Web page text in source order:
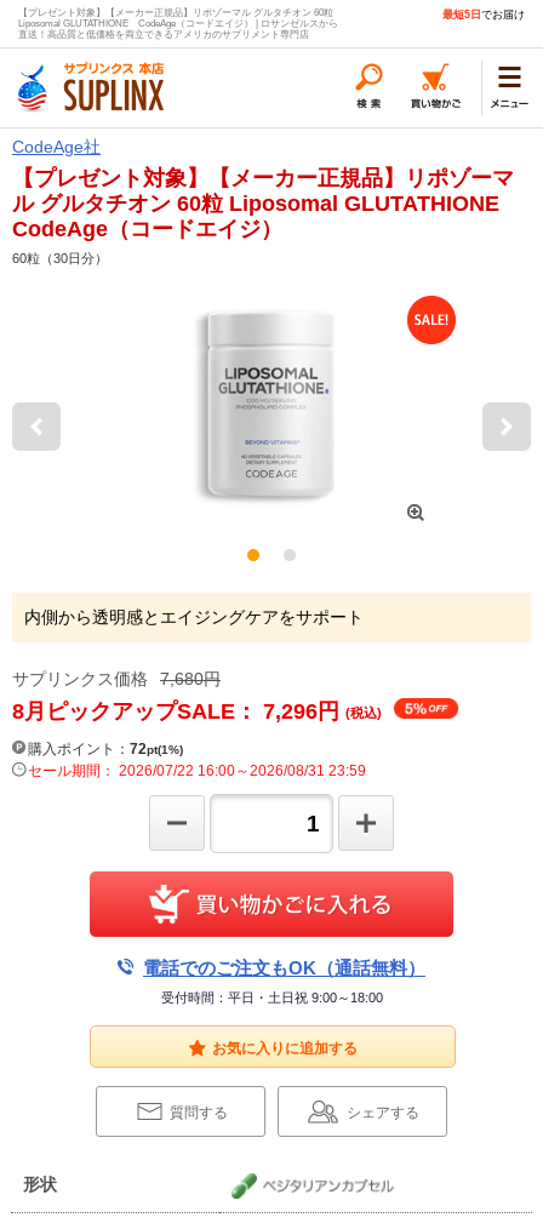
【プレゼント対象】【メーカー正規品】リポゾーマル グルタチオン 60粒
Liposomal GLUTATHIONE CodeAge（コードエイジ） | ロサンゼルスから
直送！高品質と低価格を両立できるアメリカのサプリメント専門店
最短5日 でお届け
CodeAge社
【プレゼント対象】【メーカー正規品】リポゾーマ
ル グルタチオン 60粒 Liposomal GLUTATHIONE
CodeAge（コードエイジ）
60粒（30日分）
内側から透明感とエイジングケアをサポート
サプリンクス価格 7,680円
8月ピックアップSALE： 7,296 円 (税込)
購入ポイント： 72pt(1%)
セール期間： 2026/07/22 16:00～2026/08/31 23:59
電話でのご注文もOK（通話無料）
受付時間：平日・土日祝 9:00～18:00
お気に入りに追加する
質問する シェアする
形状